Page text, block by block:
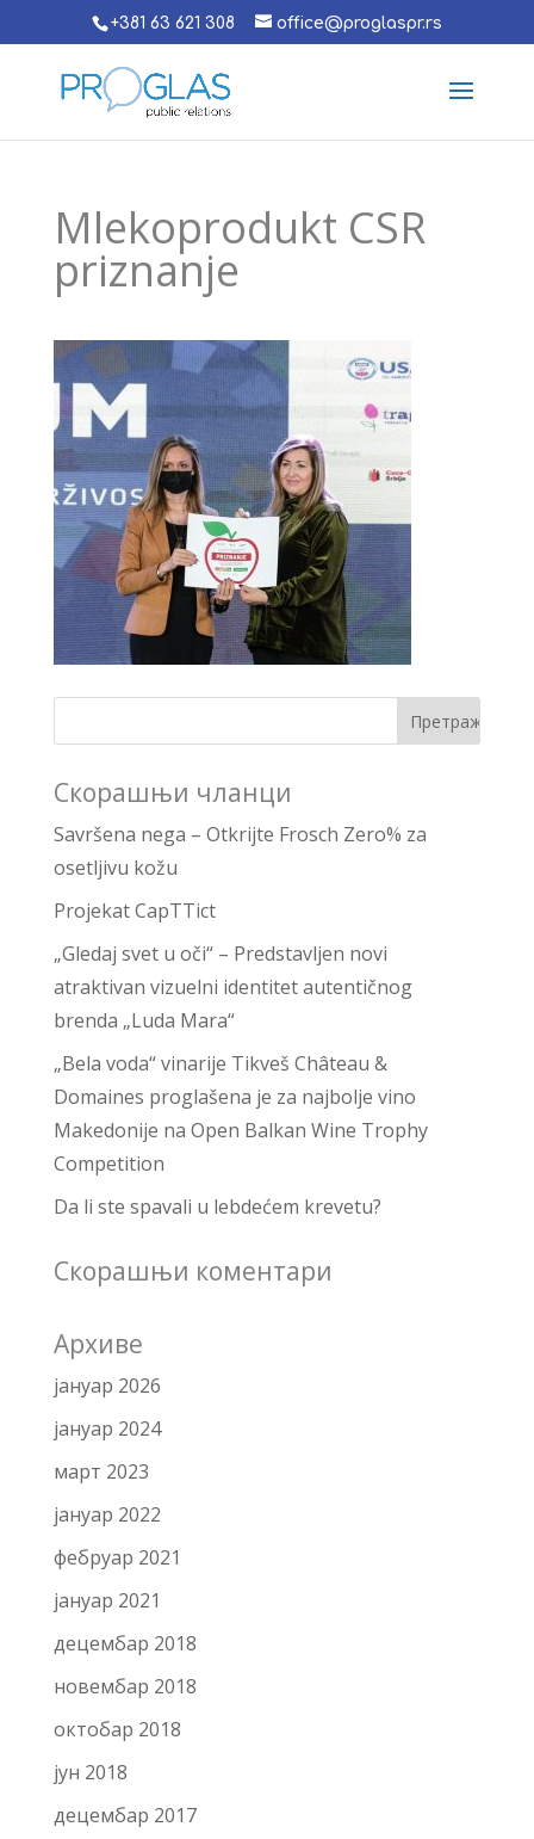
+381 63 621 308 office@proglaspr.rs
Mlekoprodukt CSR
priznanje
Скорашњи чланци
Savršena nega – Otkrijte Frosch Zero% za
osetljivu kožu
Projekat CapTTict
„Gledaj svet u oči“ – Predstavljen novi
atraktivan vizuelni identitet autentičnog
brenda „Luda Mara“
„Bela voda“ vinarije Tikveš Château &
Domaines proglašena je za najbolje vino
Makedonije na Open Balkan Wine Trophy
Competition
Da li ste spavali u lebdećem krevetu?
Скорашњи коментари
Архиве
јануар 2026
јануар 2024
март 2023
јануар 2022
фебруар 2021
јануар 2021
децембар 2018
новембар 2018
октобар 2018
јун 2018
децембар 2017